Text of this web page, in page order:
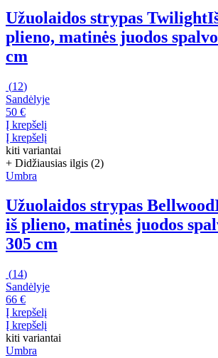
Užuolaidos strypas Twilight
plieno, matinės juodos
cm
(12)
Sandėlyje
50 €
Į krepšelį
Į krepšelį
kiti variantai
+ Didžiausias ilgis (2)
Umbra
Užuolaidos strypas Bellwood
iš plieno, matinės juodos
305 cm
(14)
Sandėlyje
66 €
Į krepšelį
Į krepšelį
kiti variantai
Umbra